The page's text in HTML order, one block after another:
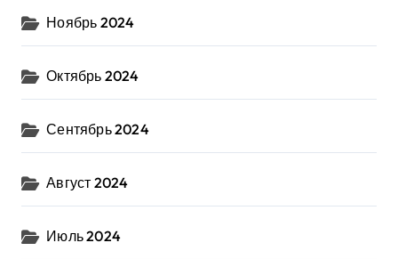
Ноябрь 2024
Октябрь 2024
Сентябрь 2024
Август 2024
Июль 2024